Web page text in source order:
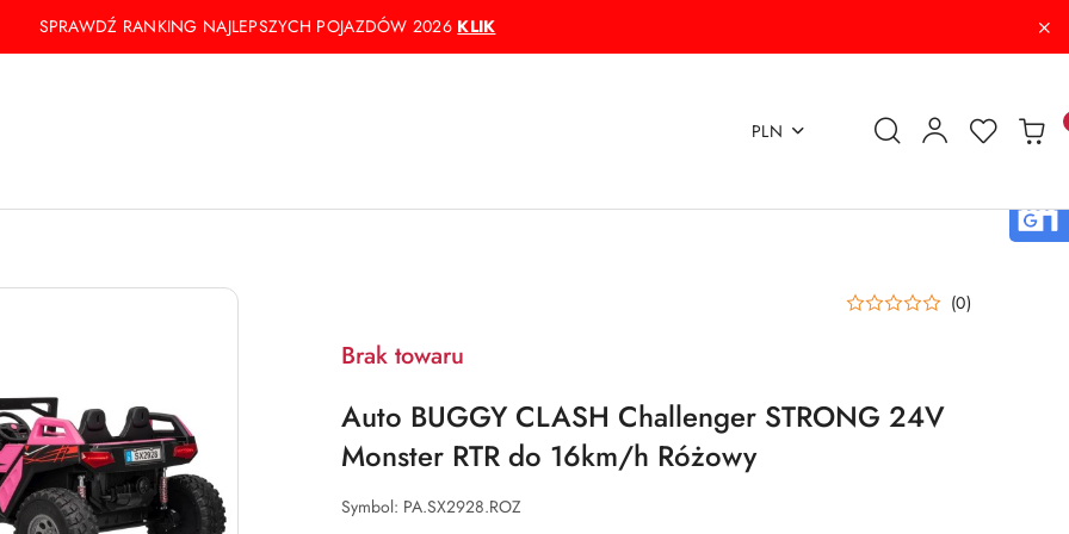
SPRAWDŹ RANKING NAJLEPSZYCH POJAZDÓW 2026 KLIK
PLN
(0)
Brak towaru
Auto BUGGY CLASH Challenger STRONG 24V
Monster RTR do 16km/h Różowy
Symbol: PA.SX2928.ROZ